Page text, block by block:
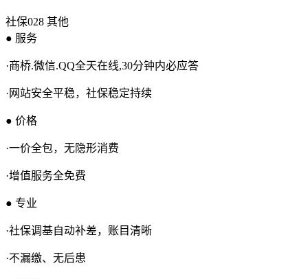
社保028 其他
● 服务
·商桥.微信.QQ全天在线,30分钟内必应答
·网站安全平稳，社保稳定持续
● 价格
·一价全包，无隐形消费
·增值服务全免费
● 专业
·社保调基自动补差，账目清晰
·不漏缴、无后患